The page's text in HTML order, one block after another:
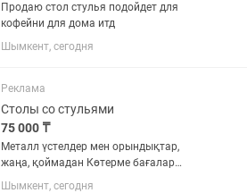
Продаю стол стулья подойдет для
кофейни для дома итд
Шымкент, сегодня
Реклама
Столы со стульями
75 000 ₸
Металл үстелдер мен орындықтар,
жаңа, қоймадан Көтерме бағалар
Ауылдарға жеткізу мүмкіндігі бар
Шымкент, сегодня